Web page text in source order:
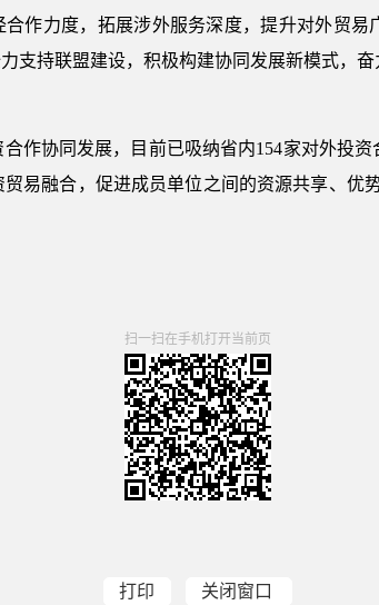
作力度，拓展涉外服务深度，提升对外贸
支持联盟建设，积极构建协同发展新模式，
作协同发展，目前已吸纳省内154家对外投
易融合，促进成员单位之间的资源共享、优
扫一扫在手机打开当前页
打印 关闭窗口